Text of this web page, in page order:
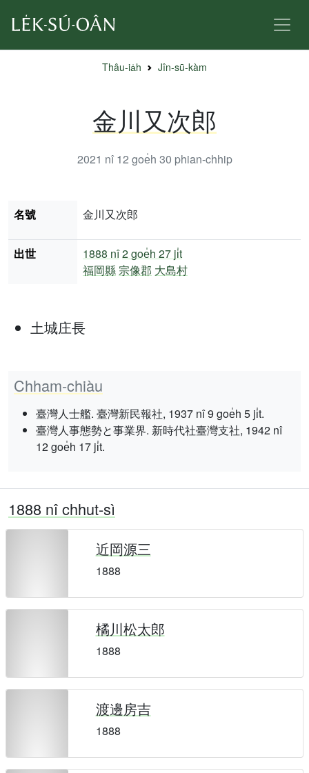
Thâu-ia̍h Jîn-sū-kàm
金川又次郎
2021 nî 12 goe̍h 30 phian-chhip
土城庄長
Chham-chiàu
臺灣人士艦. 臺灣新民報社, 1937 nî 9 goe̍h 5 ji̍t.
臺灣人事態勢と事業界. 新時代社臺灣支社, 1942 nî
12 goe̍h 17 ji̍t.
名號 金川又次郎
出世 1888 nî2 goe̍h 27 ji̍t
福岡縣宗像郡 大島村
1888 nî chhut-sì
近岡源三
1888
橘川松太郎
1888
渡邊房吉
1888